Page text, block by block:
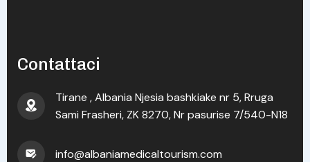
Contattaci
Tirane , Albania Njesia bashkiake nr 5, Rruga
Sami Frasheri, ZK 8270, Nr pasurise 7/540-N18
info@albaniamedicaltourism.com